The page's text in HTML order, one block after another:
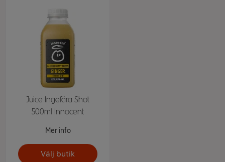
Juice Ingefära Shot
500ml Innocent
Mer info
Välj butik